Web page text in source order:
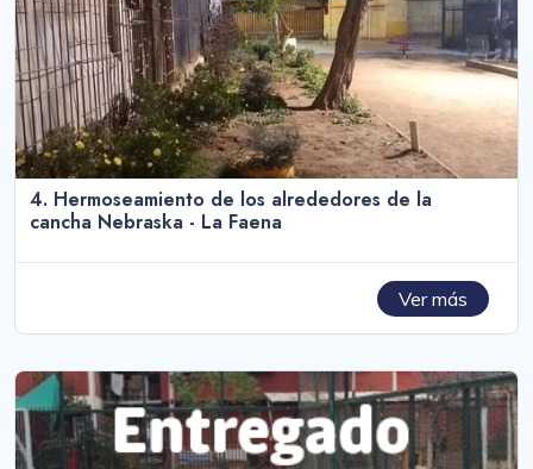
4. Hermoseamiento de los alrededores de la
cancha Nebraska - La Faena
Ver más